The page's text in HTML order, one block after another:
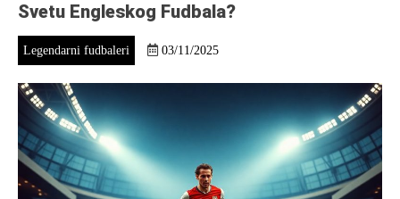
Svetu Engleskog Fudbala?
Legendarni fudbaleri 03/11/2025